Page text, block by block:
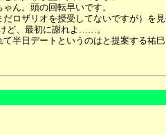
ん。頭の回転早いです。
ロザリオを授受してないですが）を
ど、最初に謝れよ……。
日デートというのはと提案する祐